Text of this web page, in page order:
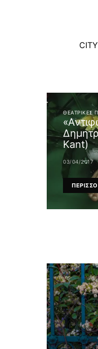
ΘΕΑΤΡΙΚΈΣ
Kant)
03/04/2017